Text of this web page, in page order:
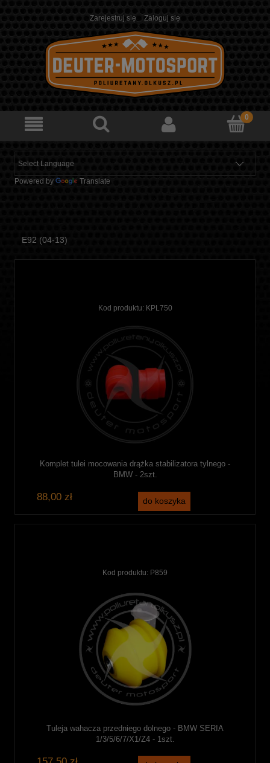
Zarejestruj się Zaloguj się
Powered by Translate
E92 (04-13)
Kod produktu: KPL750
Komplet tulei mocowania drążka stabilizatora tylnego -
BMW - 2szt.
88,00 zł do koszyka
Kod produktu: P859
Tuleja wahacza przedniego dolnego - BMW SERIA
1/3/5/6/7/X1/Z4 - 1szt.